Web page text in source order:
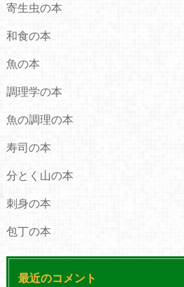
寄生虫の本
和食の本
魚の本
調理学の本
魚の調理の本
寿司の本
分とく山の本
刺身の本
包丁の本
最近のコメント